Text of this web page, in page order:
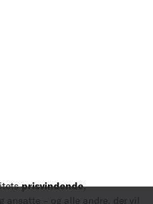
prisvindende,
ansatte – og alle andre, der vil